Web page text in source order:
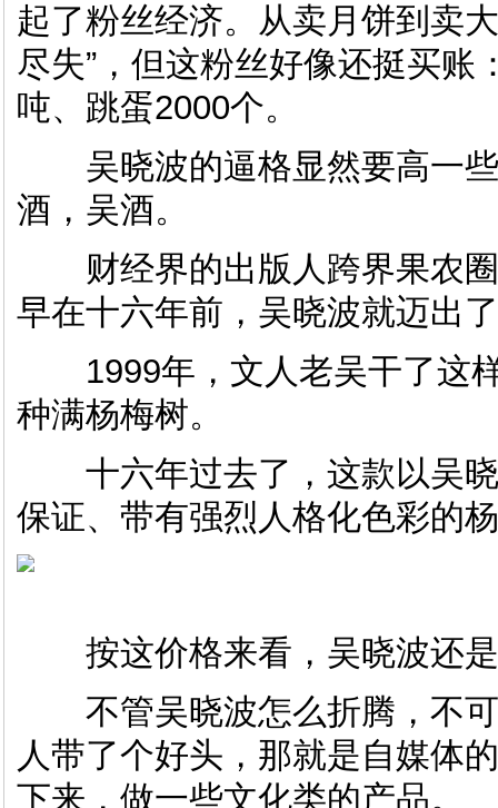
起了粉丝经济。从卖月饼到卖
尽失”，但这粉丝好像还挺买
吨、跳蛋2000个。
吴晓波的逼格显然要高一些
酒，吴酒。
财经界的出版人跨界果农圈
早在十六年前，吴晓波就迈出
1999年，文人老吴干了这样
种满杨梅树。
十六年过去了，这款以吴晓
保证、带有强烈人格化色彩的
按这价格来看，吴晓波还是
不管吴晓波怎么折腾，不可
人带了个好头，那就是自媒体
下来，做一些文化类的产品。